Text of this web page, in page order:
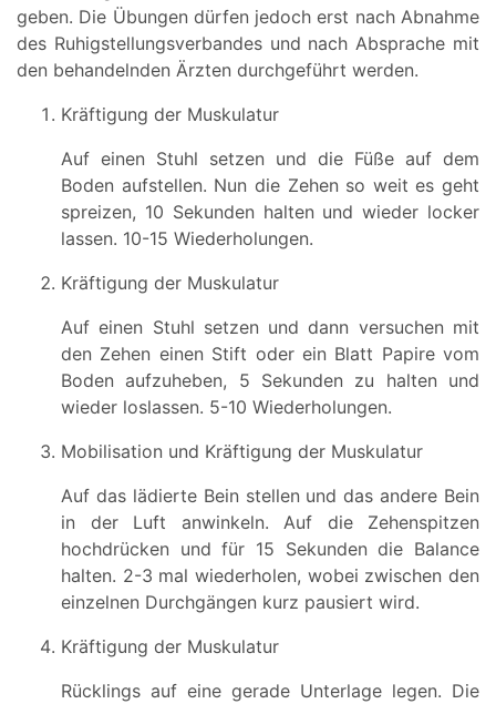
geben. Die Übungen dürfen jedoch erst nach Abnahme
des Ruhigstellungsverbandes und nach Absprache mit
den behandelnden Ärzten durchgeführt werden.
Kräftigung der Muskulatur
Auf einen Stuhl setzen und die Füße auf dem
Boden aufstellen. Nun die Zehen so weit es geht
spreizen, 10 Sekunden halten und wieder locker
lassen. 10-15 Wiederholungen.
Kräftigung der Muskulatur
Auf einen Stuhl setzen und dann versuchen mit
den Zehen einen Stift oder ein Blatt Papire vom
Boden aufzuheben, 5 Sekunden zu halten und
wieder loslassen. 5-10 Wiederholungen.
Mobilisation und Kräftigung der Muskulatur
Auf das lädierte Bein stellen und das andere Bein
in der Luft anwinkeln. Auf die Zehenspitzen
hochdrücken und für 15 Sekunden die Balance
halten. 2-3 mal wiederholen, wobei zwischen den
einzelnen Durchgängen kurz pausiert wird.
Kräftigung der Muskulatur
Rücklings auf eine gerade Unterlage legen. Die